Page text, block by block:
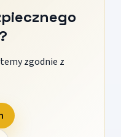
zgodnie z